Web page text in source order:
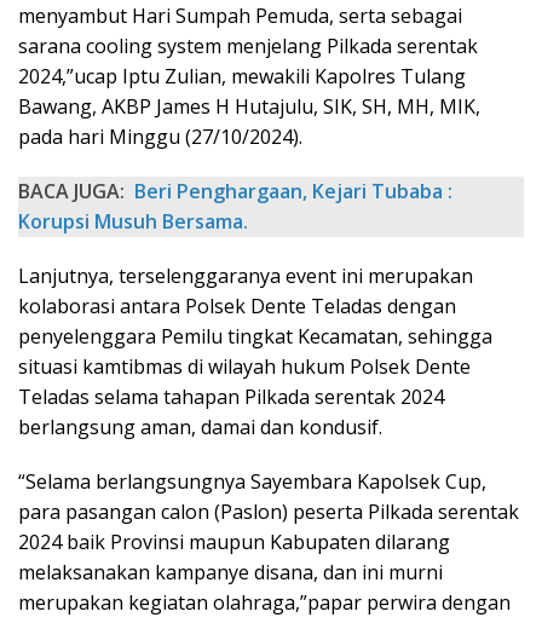
menyambut Hari Sumpah Pemuda, serta sebagai
sarana cooling system menjelang Pilkada serentak
2024,”ucap Iptu Zulian, mewakili Kapolres Tulang
Bawang, AKBP James H Hutajulu, SIK, SH, MH, MIK,
pada hari Minggu (27/10/2024).
BACA JUGA: Beri Penghargaan, Kejari Tubaba :
Korupsi Musuh Bersama.
Lanjutnya, terselenggaranya event ini merupakan
kolaborasi antara Polsek Dente Teladas dengan
penyelenggara Pemilu tingkat Kecamatan, sehingga
situasi kamtibmas di wilayah hukum Polsek Dente
Teladas selama tahapan Pilkada serentak 2024
berlangsung aman, damai dan kondusif.
“Selama berlangsungnya Sayembara Kapolsek Cup,
para pasangan calon (Paslon) peserta Pilkada serentak
2024 baik Provinsi maupun Kabupaten dilarang
melaksanakan kampanye disana, dan ini murni
merupakan kegiatan olahraga,”papar perwira dengan